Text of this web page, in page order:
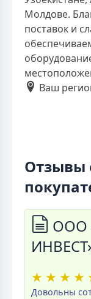
Молдове.
поставок и
Ваш
Отзывы
ООО
★ ★ ★ ★
Довольны